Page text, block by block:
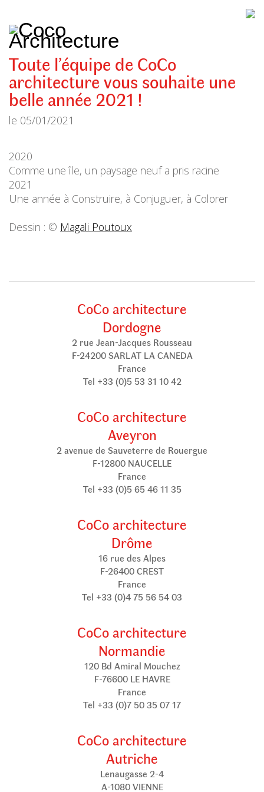
Architecture
architecture,
urbanisme,
etc.
Toute l’équipe de CoCo
architecture vous souhaite une
belle année 2021 !
le 05/01/2021
2020
Comme une île, un paysage neuf a pris racine
2021
Une année à Construire, à Conjuguer, à Colorer
Dessin : © Magali Poutoux
CoCo architecture
Dordogne
2 rue Jean-Jacques Rousseau
F-24200 SARLAT LA CANEDA
France
Tel +33 (0)5 53 31 10 42
CoCo architecture
Aveyron
2 avenue de Sauveterre de Rouergue
F-12800 NAUCELLE
France
Tel +33 (0)5 65 46 11 35
CoCo architecture
Drôme
16 rue des Alpes
F-26400 CREST
France
Tel +33 (0)4 75 56 54 03
CoCo architecture
Normandie
120 Bd Amiral Mouchez
F-76600 LE HAVRE
France
Tel +33 (0)7 50 35 07 17
CoCo architecture
Autriche
Lenaugasse 2-4
A-1080 VIENNE